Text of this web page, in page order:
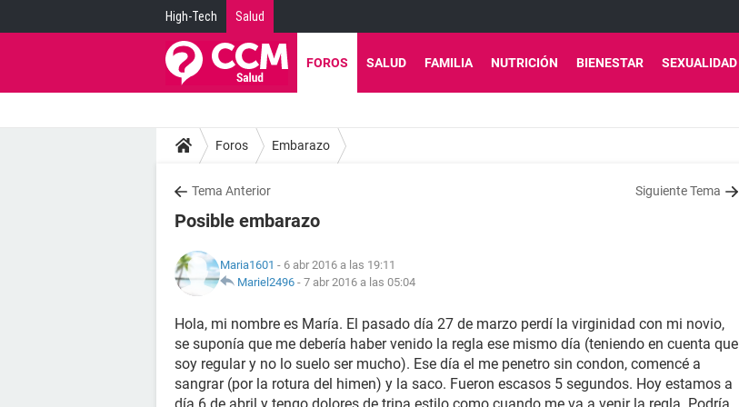
High-Tech Salud
FOROS SALUD FAMILIA NUTRICIÓN BIENESTAR SEXUALIDAD
Foros Embarazo
Tema Anterior Siguiente Tema
Posible embarazo
Maria1601 - 6 abr 2016 a las 19:11
Mariel2496 - 7 abr 2016 a las 05:04
Hola, mi nombre es María. El pasado día 27 de marzo perdí la virginidad con mi novio,
se suponía que me debería haber venido la regla ese mismo día (teniendo en cuenta que
soy regular y no lo suelo ser mucho). Ese día el me penetro sin condon, comencé a
sangrar (por la rotura del himen) y la saco. Fueron escasos 5 segundos. Hoy estamos a